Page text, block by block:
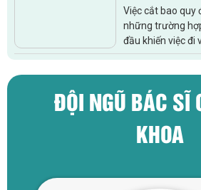
không?
Việc cắt bao quy
những trường
đầu khiến việc đi
gặp trở ngại khi
ĐỘI NGŨ BÁC SĨ
KHOA